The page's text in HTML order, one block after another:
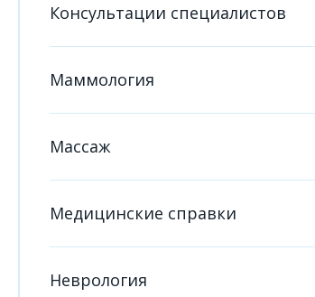
Консультации специалистов
Маммология
Массаж
Медицинские справки
Неврология